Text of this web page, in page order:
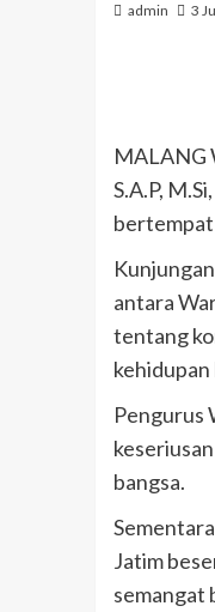
admin 3
MALANG
S.A.P,
bertempat
antara
tentang
Pengurus
bangsa.
Jatim
semangat